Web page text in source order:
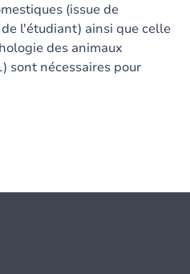
(issue de
l'étudiant) ainsi que celle
des animaux
sont nécessaires pour